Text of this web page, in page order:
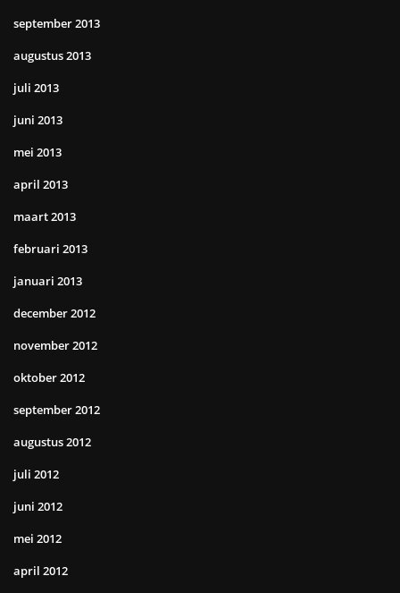
september 2013
augustus 2013
juli 2013
juni 2013
mei 2013
april 2013
maart 2013
februari 2013
januari 2013
december 2012
november 2012
oktober 2012
september 2012
augustus 2012
juli 2012
juni 2012
mei 2012
april 2012